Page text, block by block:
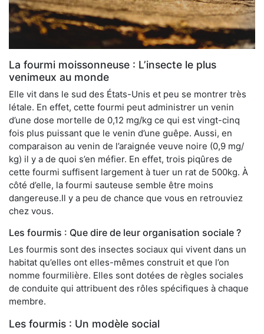
La fourmi moissonneuse : L’insecte le plus
venimeux au monde
Elle vit dans le sud des États-Unis et peu se montrer très
létale. En effet, cette fourmi peut administrer un venin
d’une dose mortelle de 0,12 mg/kg ce qui est vingt-cinq
fois plus puissant que le venin d’une guêpe. Aussi, en
comparaison au venin de l’araignée veuve noire (0,9 mg/
kg) il y a de quoi s’en méfier. En effet, trois piqûres de
cette fourmi suffisent largement à tuer un rat de 500kg. À
côté d’elle, la fourmi sauteuse semble être moins
dangereuse.Il y a peu de chance que vous en retrouviez
chez vous.
Les fourmis : Que dire de leur organisation sociale ?
Les fourmis sont des insectes sociaux qui vivent dans un
habitat qu’elles ont elles-mêmes construit et que l’on
nomme fourmilière. Elles sont dotées de règles sociales
de conduite qui attribuent des rôles spécifiques à chaque
membre.
Les fourmis : Un modèle social